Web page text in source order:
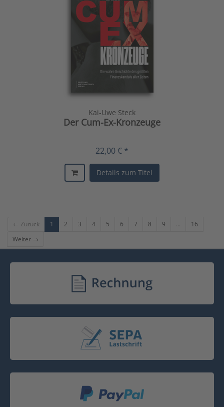
Kai-Uwe Steck
Der Cum-Ex-Kronzeuge
22,00 € *
Details zum Titel
← Zurück 1 2 3 4 5 6 7 8 9 ...
16
Weiter →